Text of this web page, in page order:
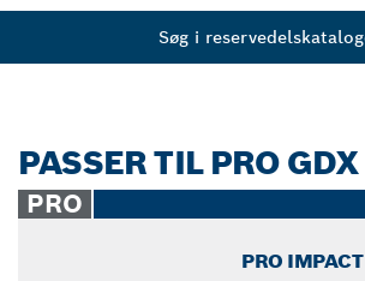
Søg i
PASSER TIL PRO
PRO
PRO